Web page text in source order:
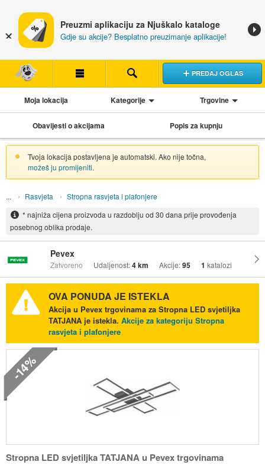
Preuzmi aplikaciju za Njuškalo kataloge
Gdje su akcije? Besplatno preuzimanje aplikacije!
PREDAJ OGLAS
Moja lokacija Kategorije Trgovine
Obavijesti o akcijama Popis za kupnju
Tvoja lokacija postavljena je automatski. Ako nije točna,
možeš ju promijeniti.
Rasvjeta
Stropna rasvjeta i plafonjere
* najniža cijena proizvoda u razdoblju od 30 dana prije provođenja
posebnog oblika prodaje.
Pevex
Zatvoreno Udaljenost:4 km Akcije:95 1 katalozi
OVA PONUDA JE ISTEKLA
Akcija u Pevex trgovinama za Stropna LED svjetiljka
TATJANA je istekla. Akcije za kategoriju Stropna
rasvjeta i plafonjere
-14%
Stropna LED svjetiljka TATJANA u Pevex trgovinama